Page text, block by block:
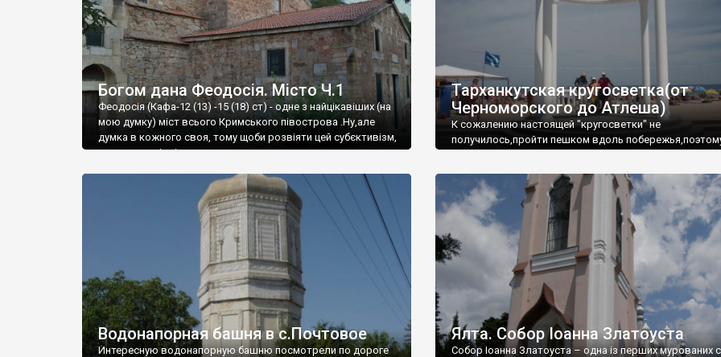
Богом дана Феодосія. Місто Ч.1
Феодосія (Кафа-12 (13) -15 (18) ст) - одне з найцікавіших (на
мою думку) міст всього Кримського півострова .Ну,але
думка в кожного своя, тому щоби розвіяти цей субєктивізм,
запрошую відвідати це
Тарханкутская кругосветка(от
Черноморского до Атлеша)
К сожалению настоящей "кругосветки" не
получилось,пройти пешком вдоль
Водонапорная башня в с.Почтовое
Интересную водонапорную башню посмотрели по дороге
Ялта. Собор Іоанна Златоуста
Собор Іоанна Златоуста – одна із перших мурованих